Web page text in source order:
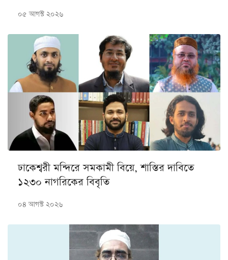
০৫ আগস্ট ২০২৬
ঢাকেশ্বরী মন্দিরে সমকামী বিয়ে, শাস্তির দাবিতে
১২৩০ নাগরিকের বিবৃতি
০৪ আগস্ট ২০২৬